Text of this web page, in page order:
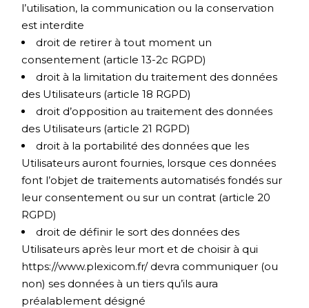
l’utilisation, la communication ou la conservation
est interdite
droit de retirer à tout moment un
consentement (article 13-2c RGPD)
droit à la limitation du traitement des données
des Utilisateurs (article 18 RGPD)
droit d’opposition au traitement des données
des Utilisateurs (article 21 RGPD)
droit à la portabilité des données que les
Utilisateurs auront fournies, lorsque ces données
font l’objet de traitements automatisés fondés sur
leur consentement ou sur un contrat (article 20
RGPD)
droit de définir le sort des données des
Utilisateurs après leur mort et de choisir à qui
https://www.plexicom.fr/devra communiquer (ou
non) ses données à un tiers qu’ils aura
préalablement désigné